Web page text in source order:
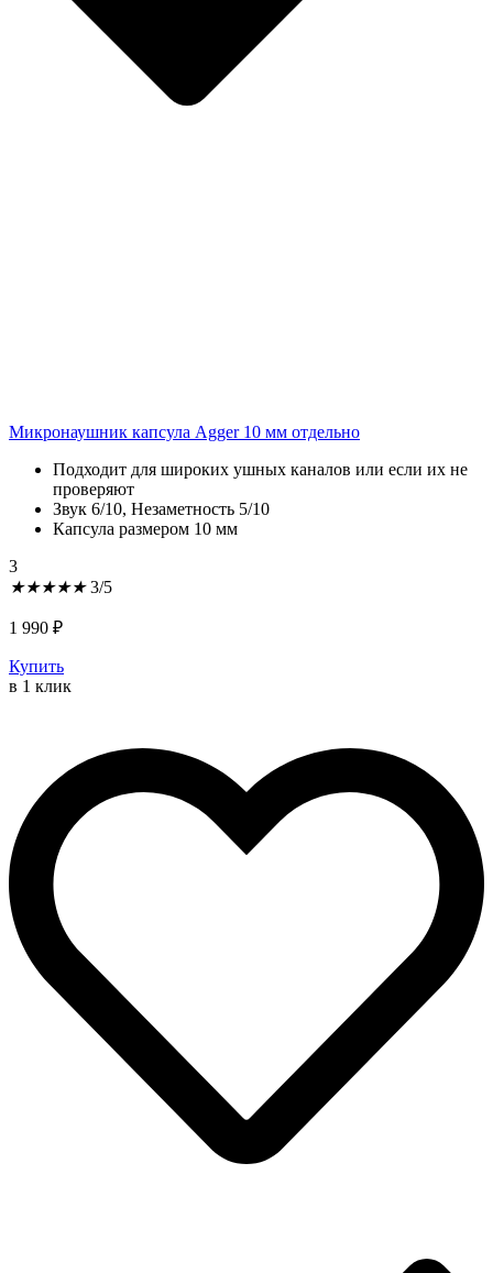
Микронаушник капсула Agger 10 мм отдельно
Подходит для широких ушных каналов или если их не
проверяют
Звук 6/10, Незаметность 5/10
Капсула размером 10 мм
3
★★★★★ 3/5
1 990 ₽
Купить
в 1 клик